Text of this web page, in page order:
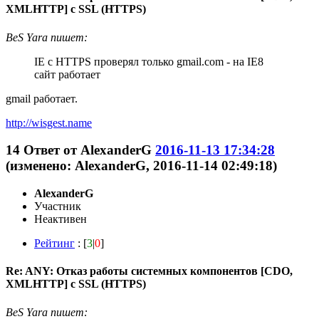
XMLHTTP] с SSL (HTTPS)
BeS Yara пишет:
IE с HTTPS проверял только gmail.com - на IE8
сайт работает
gmail работает.
http://wisgest.name
14 Ответ отAlexanderG 2016-11-13 17:34:28
(изменено: AlexanderG, 2016-11-14 02:49:18)
AlexanderG
Участник
Неактивен
Рейтинг : [3|0]
Re: ANY: Отказ работы системных компонентов [CDO,
XMLHTTP] с SSL (HTTPS)
BeS Yara пишет: